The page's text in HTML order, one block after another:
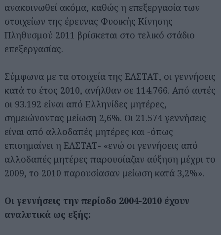
ανακοινωθεί ακόμα, καθώς η επεξεργασία των
στοιχείων της έρευνας Φυσικής Κίνησης
Πληθυσμού 2011 βρίσκεται στο τελικό στάδιο
επεξεργασίας.
Σύμφωνα με τα στοιχεία της ΕΛΣΤΑΤ, οι γεννήσεις
κατά το έτος 2010, ανήλθαν σε 114.766. Από αυτές
οι 93.192 είναι από Ελληνίδες μητέρες,
σημειώνοντας μείωση 2,6%. Οι 21.574 γεννήσεις
είναι από αλλοδαπές μητέρες και -όπως
επισημαίνει η ΕΛΣΤΑΤ- «ενώ οι γεννήσεις από
αλλοδαπές μητέρες παρουσίαζαν αύξηση μέχρι το
2009, το 2010 παρουσίασαν μείωση κατά 3,2%».
Οι γεννήσεις την περίοδο 2004-2010 έχουν
αναλυτικά ως εξής: